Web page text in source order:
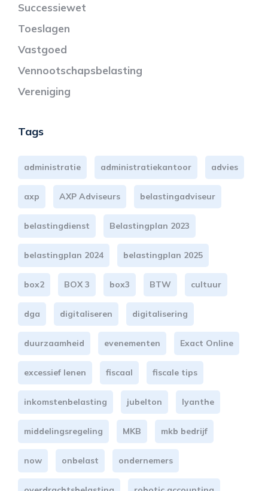
Successiewet
Toeslagen
Vastgoed
Vennootschapsbelasting
Vereniging
Tags
administratie administratiekantoor advies
axp AXP Adviseurs belastingadviseur
belastingdienst Belastingplan 2023
belastingplan 2024 belastingplan 2025
box2 BOX 3 box3 BTW cultuur
dga digitaliseren digitalisering
duurzaamheid evenementen Exact Online
excessief lenen fiscaal fiscale tips
inkomstenbelasting jubelton lyanthe
middelingsregeling MKB mkb bedrijf
now onbelast ondernemers